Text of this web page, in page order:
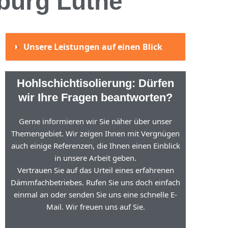
Unsere Leistungen auf einen Blick
Hohlschichtisolierung: Dürfen
wir Ihre Fragen beantworten?
Gerne informieren wir Sie näher über unser
Themengebiet. Wir zeigen Ihnen mit Vergnügen
auch einige Referenzen, die Ihnen einen Einblick
in unsere Arbeit geben.
Vertrauen Sie auf das Urteil eines erfahrenen
Dämmfachbetriebes. Rufen Sie uns doch einfach
einmal an oder senden Sie uns eine schnelle E-
Mail. Wir freuen uns auf Sie.